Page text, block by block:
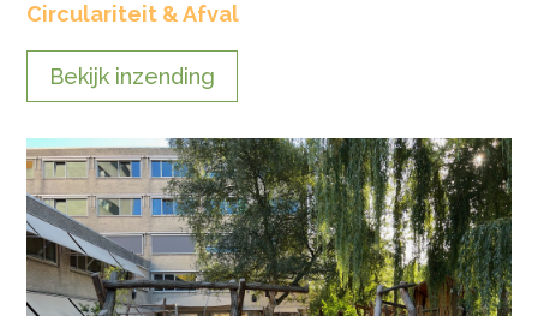
Circulariteit & Afval
Bekijk inzending